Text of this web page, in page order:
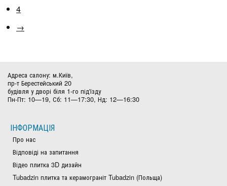
4
→
Адреса салону: м.Київ,
пр-т Берестейський 20
будівля у дворі біля 1-го під'їзду
Пн-Пт: 10—19, Сб: 11—17:30, Нд: 12—16:30
ІНФОРМАЦІЯ
Про нас
Відповіді на запитання
Відео плитка 3D дизайн
Tubadzin плитка та керамограніт Tubadzin (Польща)